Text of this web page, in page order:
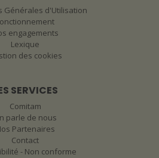
Générales d'Utilisation
engagements
Lexique
des cookies
SERVICES
Comitam
parle de nous
Partenaires
Contact
- Non conforme